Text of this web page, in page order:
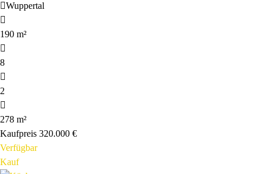
Wuppertal
190 m²
8
2
278 m²
Kaufpreis 320.000 €
Verfügbar
Kauf